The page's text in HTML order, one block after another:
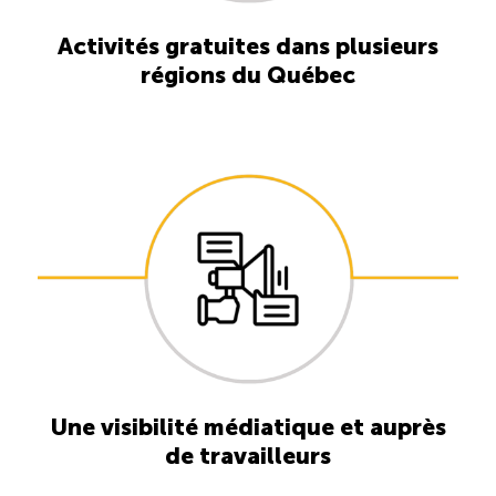
EN
TOURISME
INFOLETTRE
NOUVELLES
Activités gratuites dans plusieurs
régions du Québec
Une visibilité médiatique et auprès
de travailleurs